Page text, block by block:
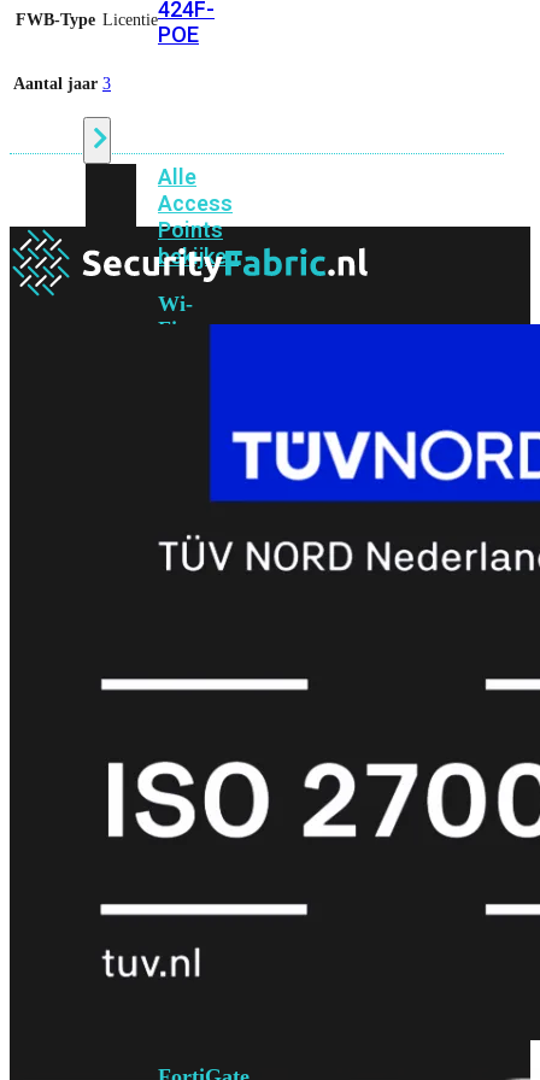
424F-
POE
Alle
Access
Points
bekijken
Wi-
Fi
Wi-
Fi
IndoorOutdoor
MIMO
bekijken
FWB-Type Licentie
Aantal jaar 3